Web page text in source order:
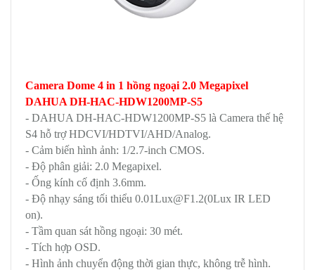
Camera Dome 4 in 1 hồng ngoại 2.0 Megapixel
DAHUA DH-HAC-HDW1200MP-S5
- DAHUA DH-HAC-HDW1200MP-S5 là Camera thế hệ
S4 hỗ trợ HDCVI/HDTVI/AHD/Analog.
- Cảm biến hình ảnh: 1/2.7-inch CMOS.
- Độ phân giải: 2.0 Megapixel.
- Ống kính cố định 3.6mm.
- Độ nhạy sáng tối thiểu 0.01Lux@F1.2(0Lux IR LED
on).
- Tầm quan sát hồng ngoại: 30 mét.
- Tích hợp OSD.
- Hình ảnh chuyển động thời gian thực, không trễ hình.